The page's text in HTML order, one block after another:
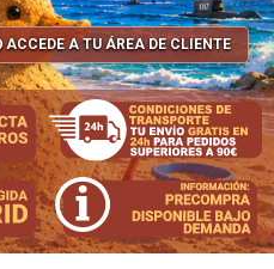
ACCEDE A TU ÁREA DE CLIENTE